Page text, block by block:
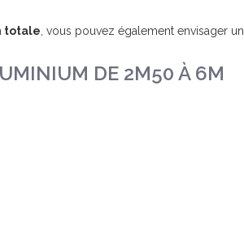
totale , vous pouvez également envisager un
DE 2M50 À 6M